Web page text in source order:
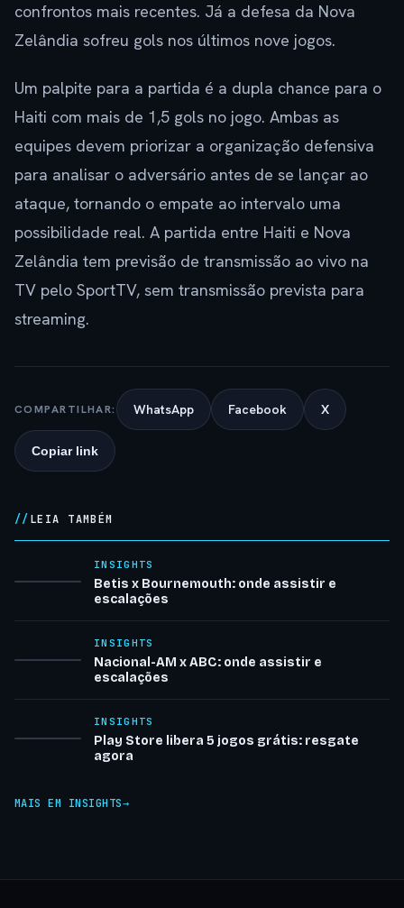
confrontos mais recentes. Já a defesa da Nova
Zelândia sofreu gols nos últimos nove jogos.
Um palpite para a partida é a dupla chance para o
Haiti com mais de 1,5 gols no jogo. Ambas as
equipes devem priorizar a organização defensiva
para analisar o adversário antes de se lançar ao
ataque, tornando o empate ao intervalo uma
possibilidade real. A partida entre Haiti e Nova
Zelândia tem previsão de transmissão ao vivo na
TV pelo SportTV, sem transmissão prevista para
streaming.
COMPARTILHAR: WhatsApp Facebook X
Copiar link
LEIA TAMBÉM
INSIGHTS
Betis x Bournemouth: onde assistir e
escalações
INSIGHTS
Nacional-AM x ABC: onde assistir e
escalações
INSIGHTS
Play Store libera 5 jogos grátis: resgate
agora
MAIS EM INSIGHTS